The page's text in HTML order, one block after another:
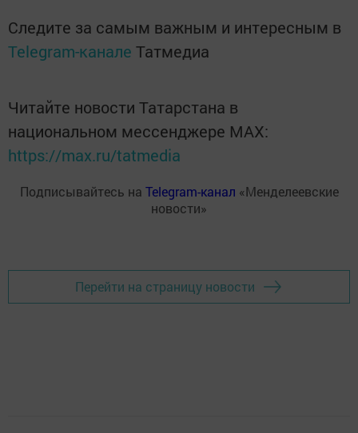
Следите за самым важным и интересным в
Telegram-канале Татмедиа
Читайте новости Татарстана в
национальном мессенджере MАХ:
https://max.ru/tatmedia
Подписывайтесь на Telegram-канал «Менделеевские
новости»
Перейти на страницу новости